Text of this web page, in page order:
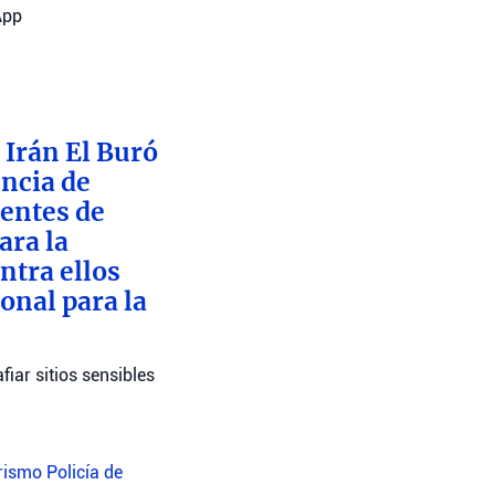
Irán El Buró
de
de
la
ellos
para la
sitios sensibles
Policía de